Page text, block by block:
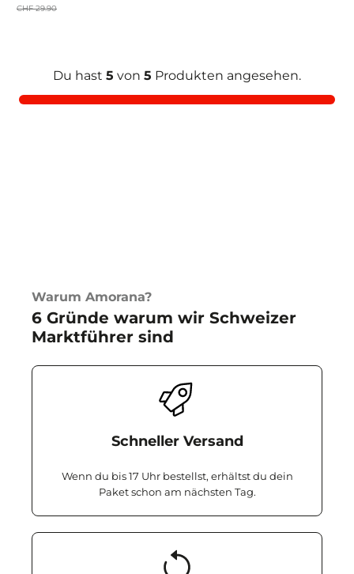
CHF 29.90
Du hast 5 von 5 Produkten angesehen.
Warum Amorana?
6 Gründe warum wir Schweizer
Marktführer sind
Schneller Versand
Wenn du bis 17 Uhr bestellst, erhältst du dein
Paket schon am nächsten Tag.